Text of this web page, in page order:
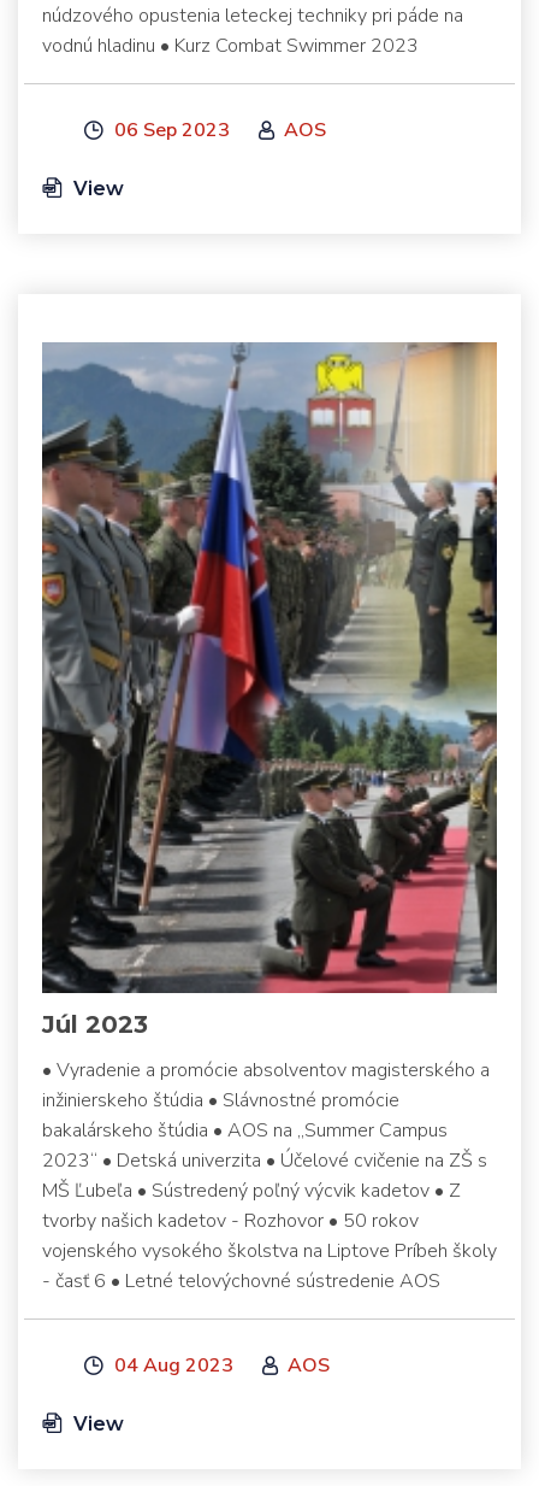
núdzového opustenia leteckej techniky pri páde na
vodnú hladinu • Kurz Combat Swimmer 2023
06 Sep 2023 AOS
View
Júl 2023
• Vyradenie a promócie absolventov magisterského a
inžinierskeho štúdia • Slávnostné promócie
bakalárskeho štúdia • AOS na „Summer Campus
2023“ • Detská univerzita • Účelové cvičenie na ZŠ s
MŠ Ľubeľa • Sústredený poľný výcvik kadetov • Z
tvorby našich kadetov - Rozhovor • 50 rokov
vojenského vysokého školstva na Liptove Príbeh školy
- časť 6 • Letné telovýchovné sústredenie AOS
04 Aug 2023 AOS
View